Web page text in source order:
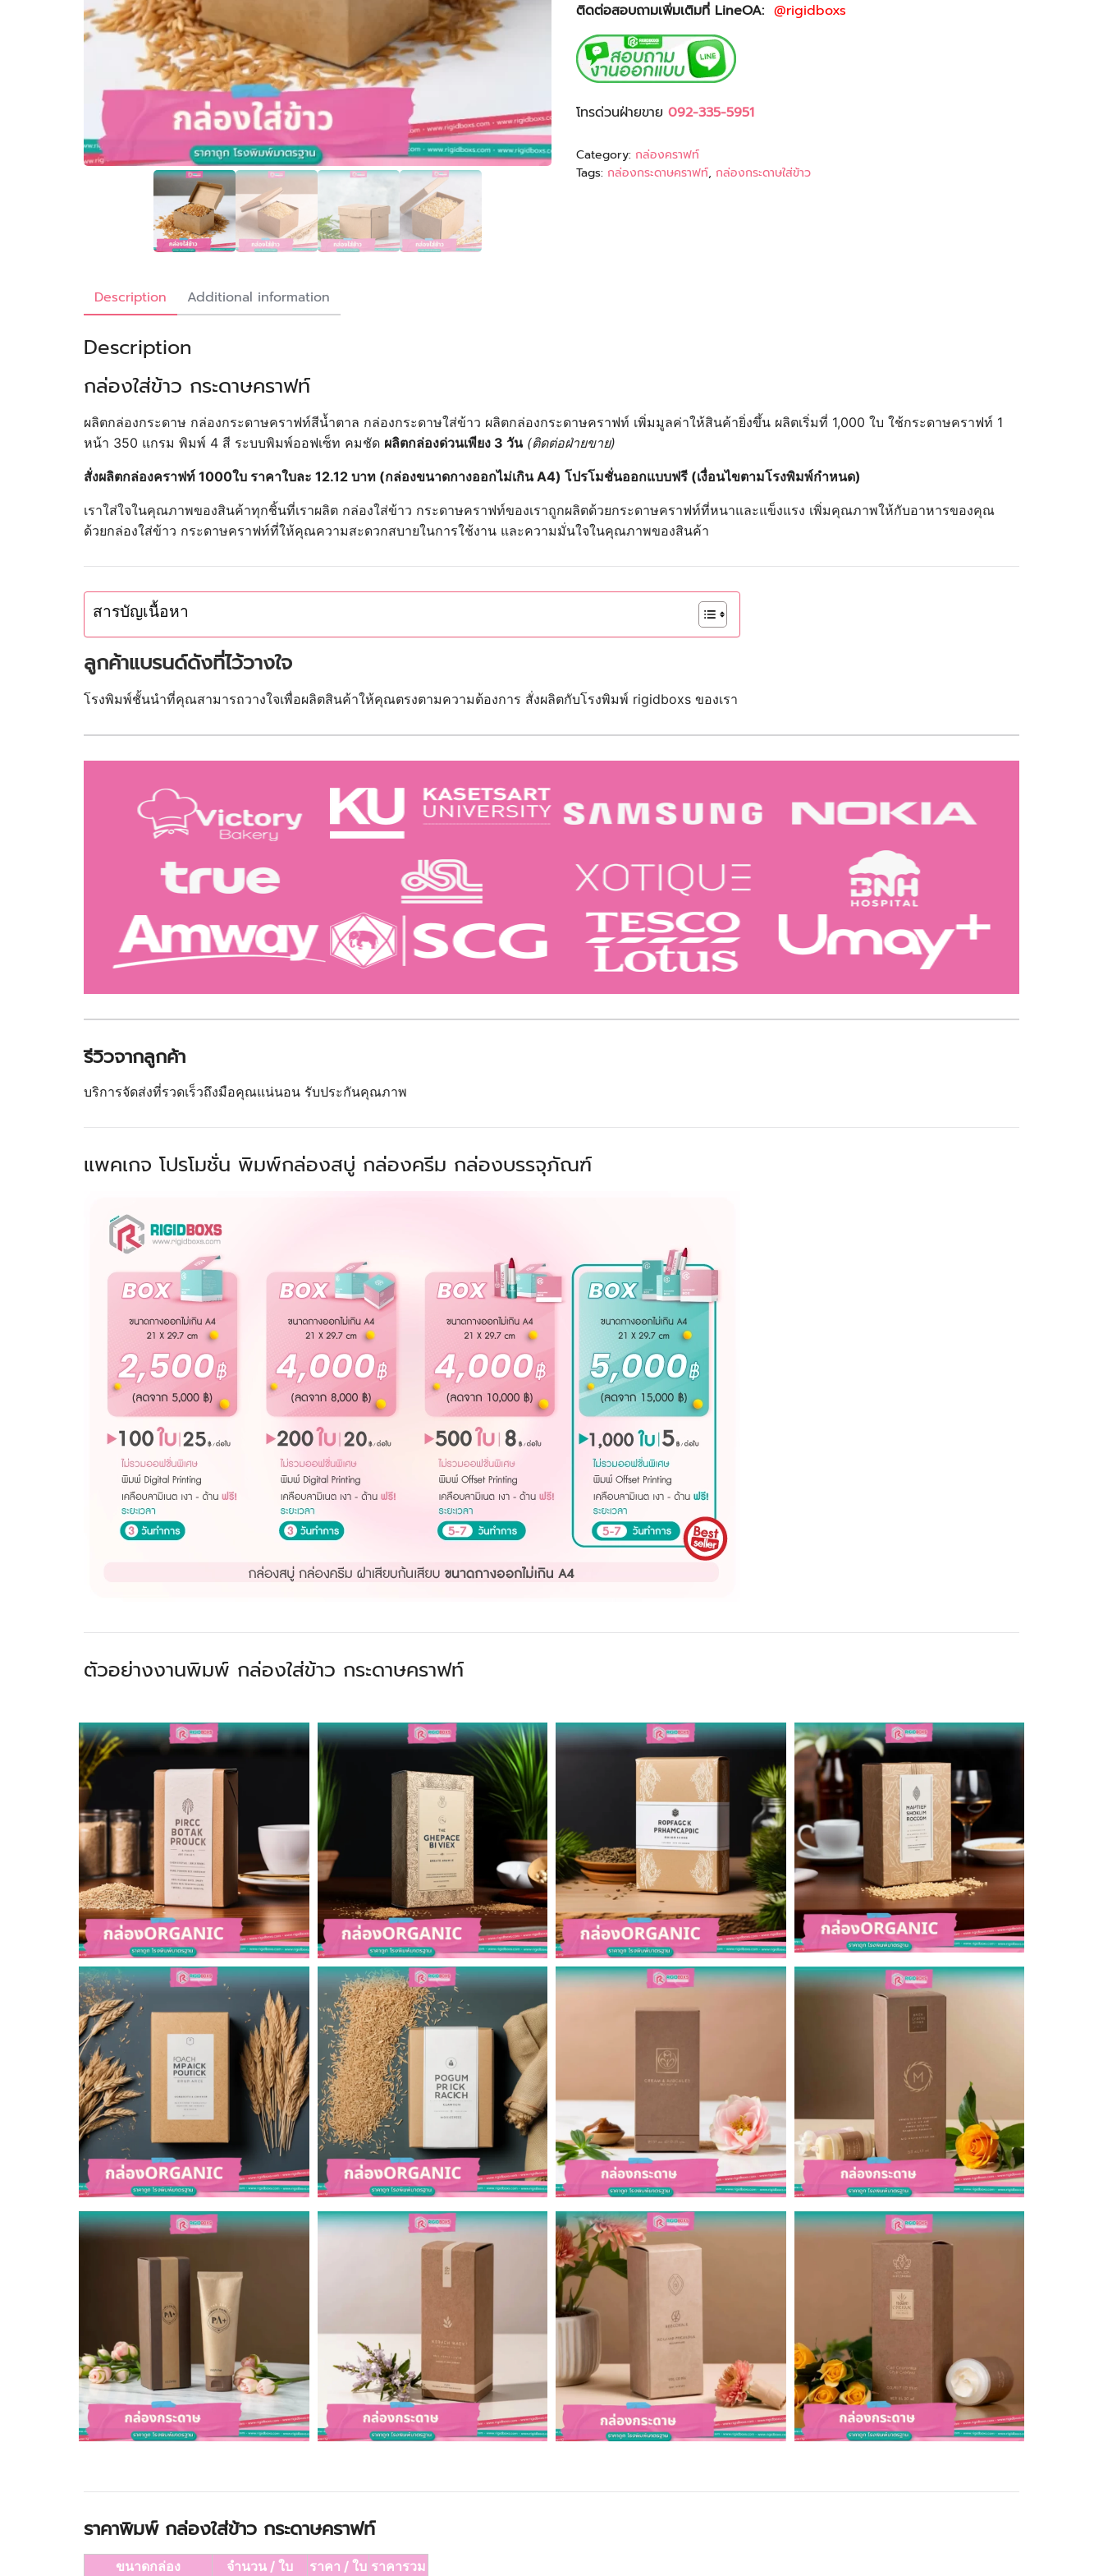
ติดต่อสอบถามเพิ่มเติมที่ LineOA: @rigidboxs
โทรด่วนฝ่ายขาย 092-335-5951
Category: กล่องคราฟท์
Tags: กล่องกระดาษคราฟท์, กล่องกระดาษใส่ข้าว
Description Additional information
Description
กล่องใส่ข้าว กระดาษคราฟท์
ผลิตกล่องกระดาษ กล่องกระดาษคราฟท์สีน้ำตาล กล่องกระดาษใส่ข้าว ผลิตกล่องกระดาษคราฟท์ เพิ่มมูลค่าให้สินค้ายิ่งขึ้น ผลิตเริ่มที่ 1,000 ใบ ใช้กระดาษคราฟท์ 1
หน้า 350 แกรม พิมพ์ 4 สี ระบบพิมพ์ออฟเซ็ท คมชัด ผลิตกล่องด่วนเพียง 3 วัน(ติดต่อฝ่ายขาย)
สั่งผลิตกล่องคราฟท์ 1000ใบ ราคาใบละ 12.12 บาท (กล่องขนาดกางออกไม่เกิน A4) โปรโมชั่นออกแบบฟรี (เงื่อนไขตามโรงพิมพ์กำหนด)
เราใส่ใจในคุณภาพของสินค้าทุกชิ้นที่เราผลิต กล่องใส่ข้าว กระดาษคราฟท์ของเราถูกผลิตด้วยกระดาษคราฟท์ที่หนาและแข็งแรง เพิ่มคุณภาพให้กับอาหารของคุณ
ด้วยกล่องใส่ข้าว กระดาษคราฟท์ที่ให้คุณความสะดวกสบายในการใช้งาน และความมั่นใจในคุณภาพของสินค้า
สารบัญเนื้อหา
ลูกค้าแบรนด์ดังที่ไว้วางใจ
โรงพิมพ์ชั้นนำที่คุณสามารถวางใจเพื่อผลิตสินค้าให้คุณตรงตามความต้องการ สั่งผลิตกับโรงพิมพ์ rigidboxs ของเรา
รีวิวจากลูกค้า
บริการจัดส่งที่รวดเร็วถึงมือคุณแน่นอน รับประกันคุณภาพ
แพคเกจ โปรโมชั่น พิมพ์กล่องสบู่ กล่องครีม กล่องบรรจุภัณฑ์
ตัวอย่างงานพิมพ์ กล่องใส่ข้าว กระดาษคราฟท์
ราคาพิมพ์ กล่องใส่ข้าว กระดาษคราฟท์
ขนาดกล่อง จำนวน / ใบ ราคา / ใบ ราคารวม